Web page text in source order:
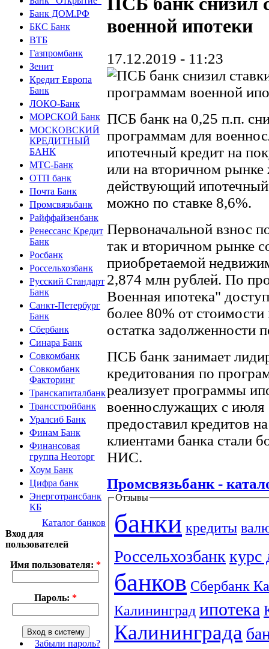
Банк ДОМ.РФ
БКС Банк
ВТБ
Газпромбанк
Зенит
Кредит Европа
Банк
ЛОКО-Банк
МОРСКОЙ Банк
МОСКОВСКИЙ
КРЕДИТНЫЙ
БАНК
МТС-Банк
ОТП банк
Почта Банк
Промсвязьбанк
Райффайзенбанк
Ренессанс Кредит
Банк
Росбанк
Россельхозбанк
Русский Стандарт
Банк
Санкт-Петербург
Банк
Сбербанк
Синара Банк
Совкомбанк
Совкомбанк
Факторинг
Транскапиталбанк
Трансстройбанк
Уралсиб Банк
Финам Банк
Финансовая
группа Неоторг
Хоум Банк
Цифра банк
Энерготрансбанк
КБ
Каталог банков
Вход для
пользователей
Имя пользователя: *
Пароль: *
Забыли пароль?
военной ипотеки
17.12.2019 - 11:23
ПСБ банк на 0,25 п.п.
программам для
ипотечный кредит на
или на вторичном рынке
действующий
можно по ставке 8,6%.
Первоначальной взнос
так и вторичном рынке
приобретаемой
2,874 млн рублей. По
Военная ипотека"
более 80% от
остатка задолженности
ПСБ банк занимает
кредитования по
реализует программы
военнослужащих с июля
предоставил кредитов
клиентами банка стали
НИС.
Промсвязьбанк -
Отзывы
банки кредиты
Россельхозбанк курс
банков Сбербанк
Калининград ипотека
Калининграда